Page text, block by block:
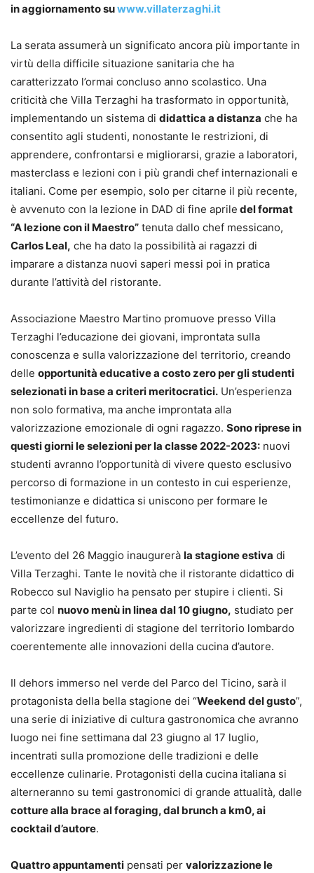
in aggiornamento suwww.villaterzaghi.it
La serata assumerà un significato ancora più importante in
virtù della difficile situazione sanitaria che ha
caratterizzato l’ormai concluso anno scolastico. Una
criticità che Villa Terzaghi ha trasformato in opportunità,
implementando un sistema di didattica a distanza che ha
consentito agli studenti, nonostante le restrizioni, di
apprendere, confrontarsi e migliorarsi, grazie a laboratori,
masterclass e lezioni con i più grandi chef internazionali e
italiani. Come per esempio, solo per citarne il più recente,
è avvenuto con la lezione in DAD di fine aprile del format
“A lezione con il Maestro” tenuta dallo chef messicano,
Carlos Leal, che ha dato la possibilità ai ragazzi di
imparare a distanza nuovi saperi messi poi in pratica
durante l’attività del ristorante.
Associazione Maestro Martino promuove presso Villa
Terzaghi l’educazione dei giovani, improntata sulla
conoscenza e sulla valorizzazione del territorio, creando
delle opportunità educative a costo zero per gli studenti
selezionati in base a criteri meritocratici. Un’esperienza
non solo formativa, ma anche improntata alla
valorizzazione emozionale di ogni ragazzo. Sono riprese in
questi giorni le selezioni per la classe 2022-2023: nuovi
studenti avranno l’opportunità di vivere questo esclusivo
percorso di formazione in un contesto in cui esperienze,
testimonianze e didattica si uniscono per formare le
eccellenze del futuro.
L’evento del 26 Maggio inaugurerà la stagione estiva di
Villa Terzaghi. Tante le novità che il ristorante didattico di
Robecco sul Naviglio ha pensato per stupire i clienti. Si
parte col nuovo menù in linea dal 10 giugno, studiato per
valorizzare ingredienti di stagione del territorio lombardo
coerentemente alle innovazioni della cucina d’autore.
Il dehors immerso nel verde del Parco del Ticino, sarà il
protagonista della bella stagione dei “Weekend del gusto”,
una serie di iniziative di cultura gastronomica che avranno
luogo nei fine settimana dal 23 giugno al 17 luglio,
incentrati sulla promozione delle tradizioni e delle
eccellenze culinarie. Protagonisti della cucina italiana si
alterneranno su temi gastronomici di grande attualità, dalle
cotture alla brace al foraging, dal brunch a km0, ai
cocktail d’autore.
Quattro appuntamenti pensati per valorizzazione le